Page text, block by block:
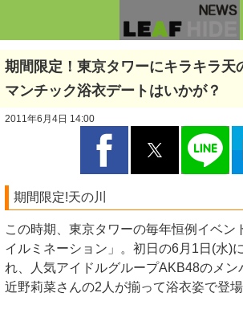
期間限定！東京タワーにキラキラ
マンチック浴衣デートはいかが？
2011年6月4日 14:00
期間限定!天の川
この時期、東京タワーの毎年恒例イベン
イルミネーション」。初日の6月1日(水)
れ、人気アイドルグループAKB48のメン
近野莉菜さんの2人が揃って浴衣姿で登場